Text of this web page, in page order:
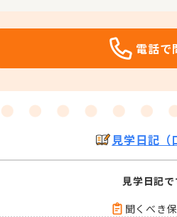
電話で
見学日記（
見学日記
聞くべき